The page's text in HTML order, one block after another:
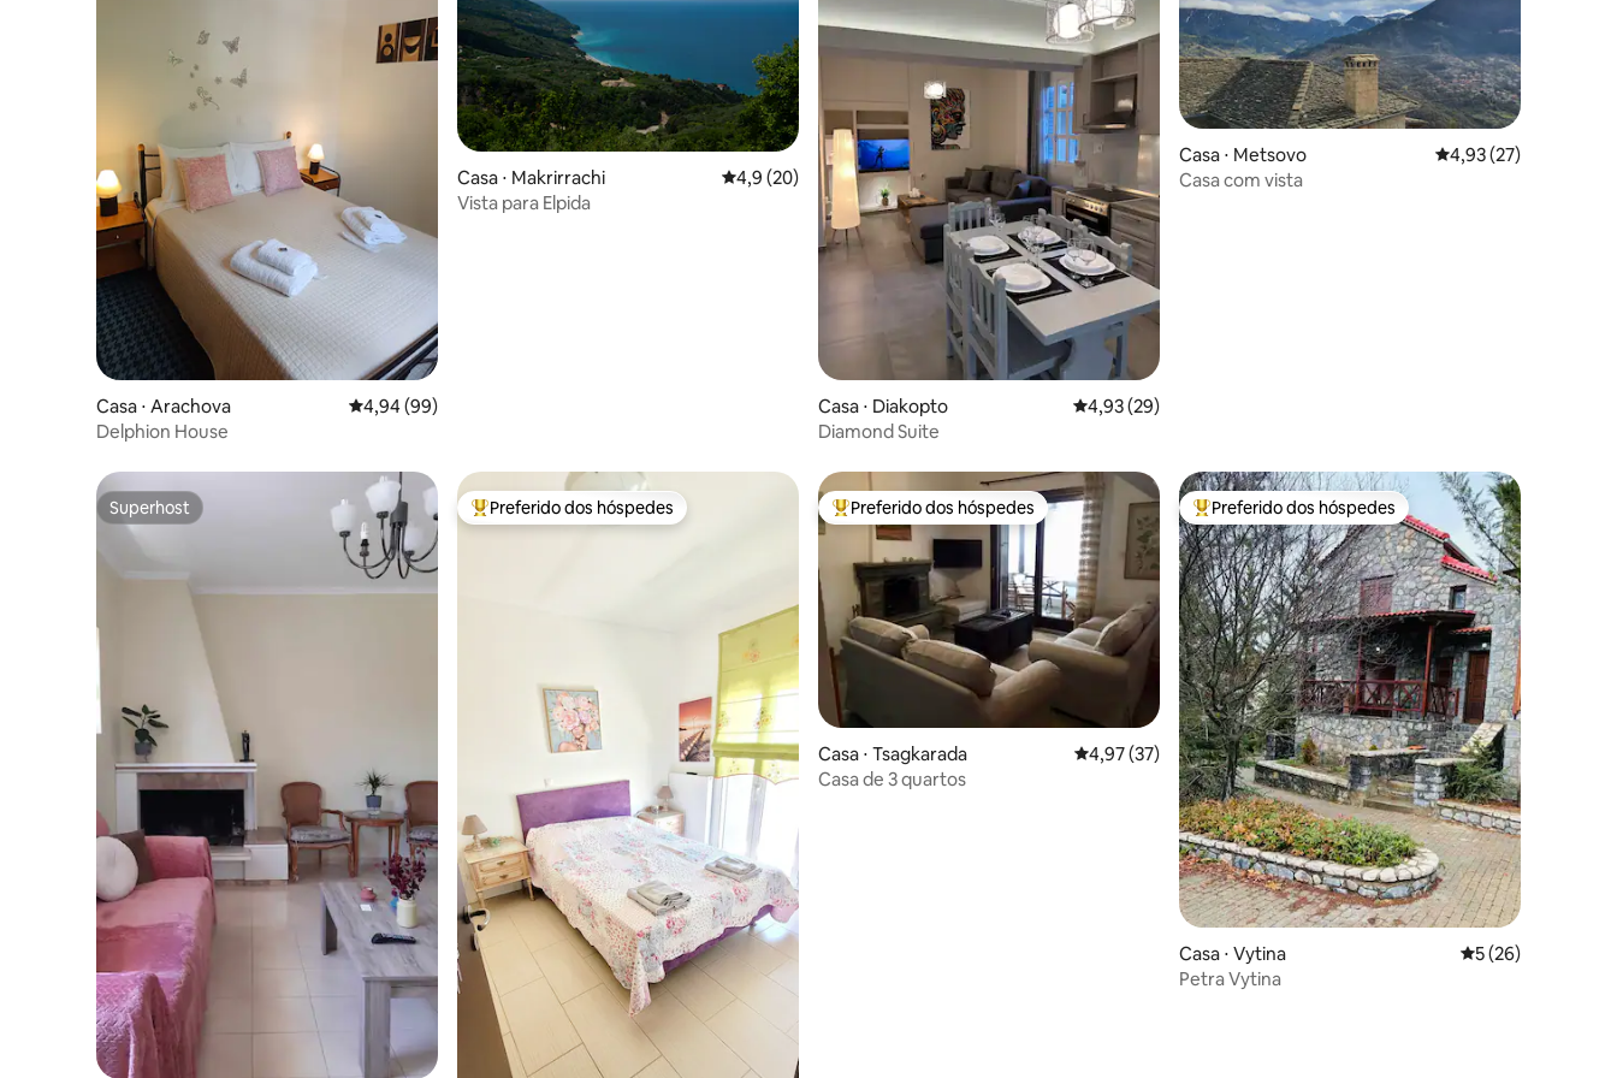
Casa ⋅ Arachova 4,94 de uma avaliação média de 5, 99 avaliações
4,94 (99)
Delphion House
Casa ⋅ Makrirrachi 4,9 de uma avaliação média de 5, 20 avaliações
4,9 (20)
Vista para Elpida
Casa ⋅ Diakopto 4,93 de uma avaliação média de 5, 29 avaliações
4,93 (29)
Diamond Suite
Casa ⋅ Metsovo 4,93 de uma
4,93 (27)
Casa com vista
Superhost
Superhost Entre os melhores preferidos dos hóspedes
Preferido dos hóspedes Entre os melhores preferidos dos hóspedes
Preferido dos hóspedes
Casa ⋅ Tsagkarada 4,97 de uma avaliação média de 5, 37 avaliações
4,97 (37)
Casa de 3 quartos
Entre os melhores preferidos dos hóspedes
Preferido dos hóspedes
Casa ⋅ Vytina 5 de uma
5 (26)
Petra Vytina